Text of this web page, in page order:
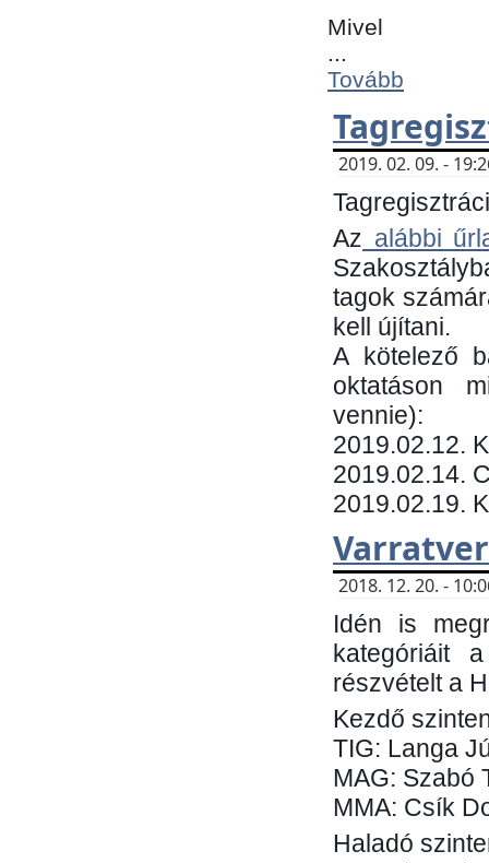
Mivel
...
Tovább
2019. 02. 09. -
Az alábbi
tagok
kell újítani.
​A kötelező
oktatáson
vennie):
​2019.02.12.
2019.02.14.
2019.02.19.
2018. 12. 20. -
Idén is
kategóriáit
részvételt a
Kezdő
TIG: Langa
MAG: Szabó
MMA: Csík
Haladó